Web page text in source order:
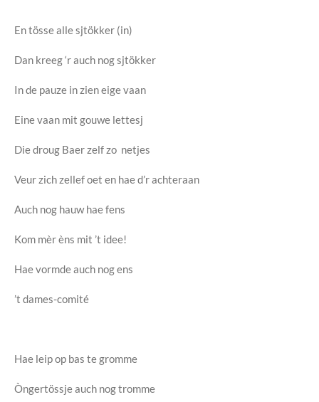
En tösse alle sjtökker (in)
Dan kreeg ‘r auch nog sjtökker
In de pauze in zien eige vaan
Eine vaan mit gouwe lettesj
Die droug Baer zelf zo netjes
Veur zich zellef oet en hae d’r achteraan
Auch nog hauw hae fens
Kom mèr èns mit ’t idee!
Hae vormde auch nog ens
’t dames-comité
Hae leip op bas te gromme
Òngertössje auch nog tromme